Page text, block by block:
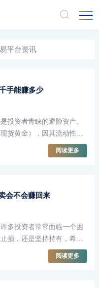
平台资讯
手能赚多少
投资者青睐的避险资产。
货黄金），因其流动性
选。许多投资者在交易时
1美元的潜在收益。那么，
阅读更多
会不会赚回来
多投资者常常面临一个困
损，还是坚持持有，希望
，这个问题更是引发了广
阅读更多